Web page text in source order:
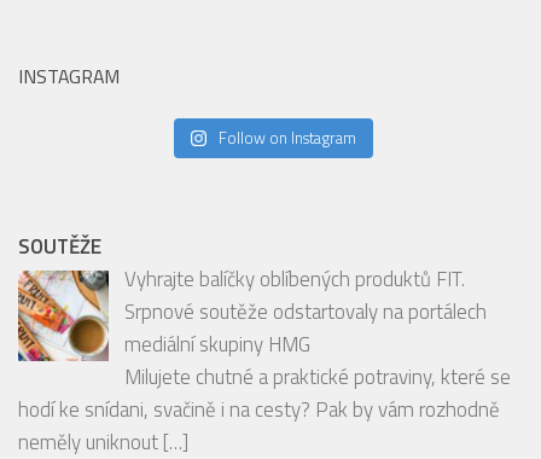
INSTAGRAM
Follow on Instagram
SOUTĚŽE
Vyhrajte balíčky oblíbených produktů FIT.
Srpnové soutěže odstartovaly na portálech
mediální skupiny HMG
Milujete chutné a praktické potraviny, které se
hodí ke snídani, svačině i na cesty? Pak by vám rozhodně
neměly uniknout[…]